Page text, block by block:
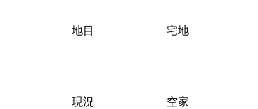
地目 宅地
現況 空家